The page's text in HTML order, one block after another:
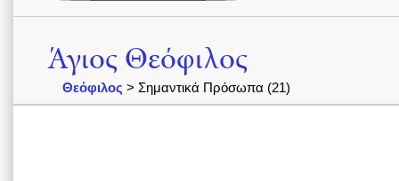
Άγιος Θεόφιλος
Θεόφιλος > Σημαντικά Πρόσωπα (21)